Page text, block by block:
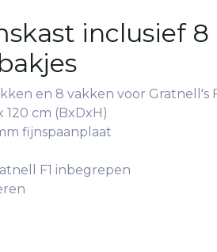
inclusief 8
en 8 vakken voor Gratnell's
120 cm (BxDxH)
fijnspaanplaat
F1 inbegrepen